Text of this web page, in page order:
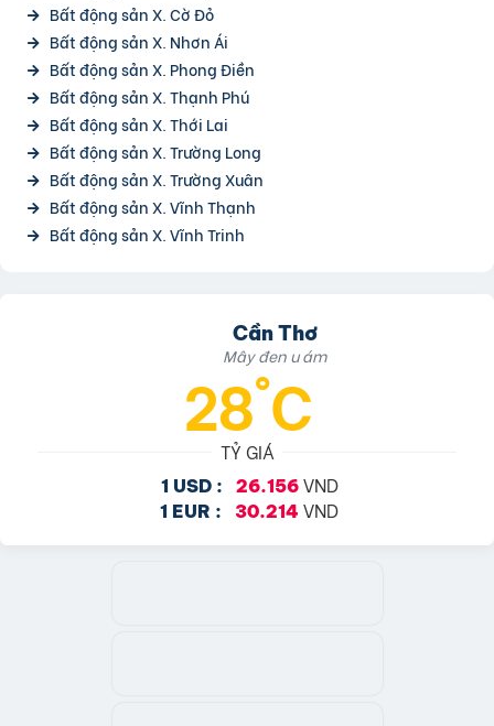
Bất động sản X. Cờ Đỏ
Bất động sản X. Nhơn Ái
Bất động sản X. Phong Điền
Bất động sản X. Thạnh Phú
Bất động sản X. Thới Lai
Bất động sản X. Trường Long
Bất động sản X. Trường Xuân
Bất động sản X. Vĩnh Thạnh
Bất động sản X. Vĩnh Trinh
Cần Thơ
Mây đen u ám
28°C
TỶ GIÁ
1 USD : 26.156VND
1 EUR : 30.214 VND